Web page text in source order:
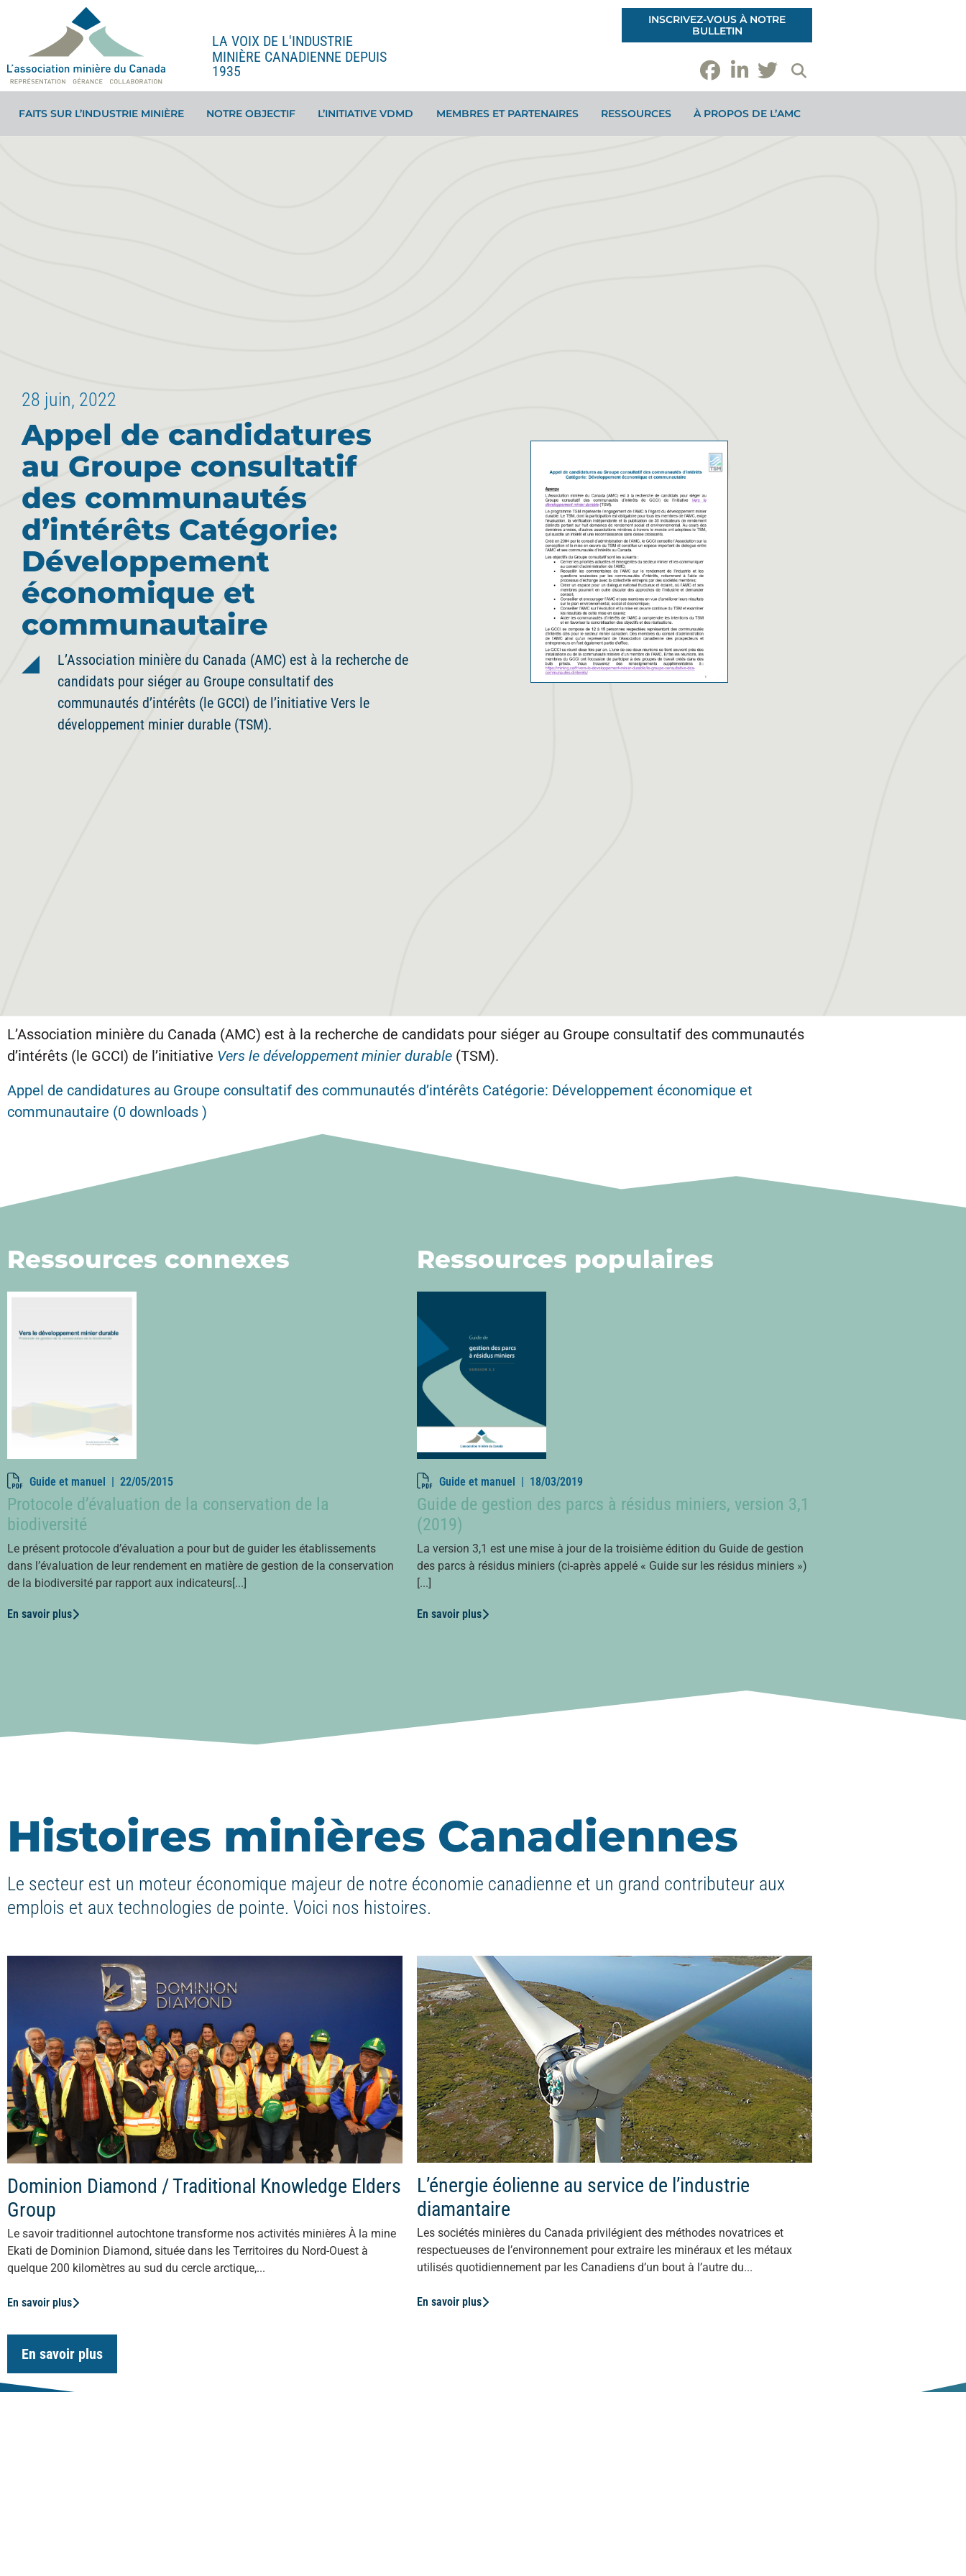
LA VOIX DE L'INDUSTRIE
MINIÈRE CANADIENNE DEPUIS
1935
INSCRIVEZ-VOUS À NOTRE
BULLETIN
FAITS SUR L’INDUSTRIE MINIÈRE NOTRE OBJECTIF L’INITIATIVE VDMD MEMBRES ET PARTENAIRES RESSOURCES À PROPOS DE L’AMC
28 juin, 2022
Appel de candidatures
au Groupe consultatif
des communautés
d’intérêts Catégorie:
Développement
économique et
communautaire
L’Association minière du Canada (AMC) est à la recherche de
candidats pour siéger au Groupe consultatif des
communautés d’intérêts (le GCCI) de l’initiative Vers le
développement minier durable (TSM).
L’Association minière du Canada (AMC) est à la recherche de candidats pour siéger au Groupe consultatif des communautés
d’intérêts (le GCCI) de l’initiative Vers le développement minier durable (TSM).
Appel de candidatures au Groupe consultatif des communautés d’intérêts Catégorie: Développement économique et
communautaire (0 downloads )
Ressources connexes
Guide et manuel | 22/05/2015
Protocole d’évaluation de la conservation de la
biodiversité
Le présent protocole d’évaluation a pour but de guider les établissements
dans l’évaluation de leur rendement en matière de gestion de la conservation
de la biodiversité par rapport aux indicateurs[...]
En savoir plus
Ressources populaires
Guide et manuel | 18/03/2019
Guide de gestion des parcs à résidus miniers, version 3,1
(2019)
La version 3,1 est une mise à jour de la troisième édition du Guide de gestion
des parcs à résidus miniers (ci-après appelé « Guide sur les résidus miniers »)
[...]
En savoir plus
Histoires minières Canadiennes
Le secteur est un moteur économique majeur de notre économie canadienne et un grand contributeur aux
emplois et aux technologies de pointe. Voici nos histoires.
Dominion Diamond / Traditional Knowledge Elders
Group
Le savoir traditionnel autochtone transforme nos activités minières À la mine
Ekati de Dominion Diamond, située dans les Territoires du Nord-Ouest à
quelque 200 kilomètres au sud du cercle arctique,...
En savoir plus
L’énergie éolienne au service de l’industrie
diamantaire
Les sociétés minières du Canada privilégient des méthodes novatrices et
respectueuses de l’environnement pour extraire les minéraux et les métaux
utilisés quotidiennement par les Canadiens d’un bout à l’autre du...
En savoir plus
En savoir plus